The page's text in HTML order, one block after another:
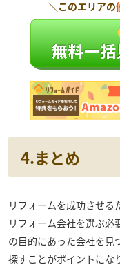
＼このエリアの
4.まとめ
リフォームを成功させ
リフォーム会社を選ぶ必
の目的にあった会社を見
探すことがポイントにな